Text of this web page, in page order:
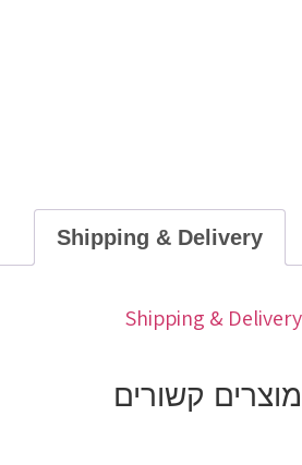
Shipping & Delivery
Shipping & Delivery
מוצרים קשורים